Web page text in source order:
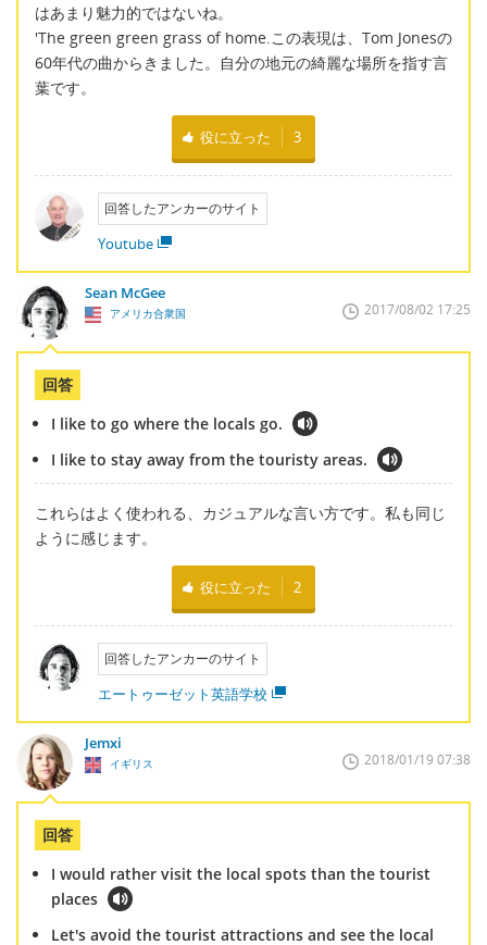
はあまり魅力的ではないね。
'The green green grass of home.この表現は、Tom Jonesの
60年代の曲からきました。自分の地元の綺麗な場所を指す言
葉です。
役に立った 3
回答したアンカーのサイト
Youtube
Sean McGee
アメリカ合衆国 2017/08/02 17:25
回答
I like to go where the locals go.
I like to stay away from the touristy areas.
これらはよく使われる、カジュアルな言い方です。私も同じ
ように感じます。
役に立った 2
回答したアンカーのサイト
エートゥーゼット英語学校
Jemxi
イギリス 2018/01/19 07:38
回答
I would rather visit the local spots than the tourist
places
Let's avoid the tourist attractions and see the local